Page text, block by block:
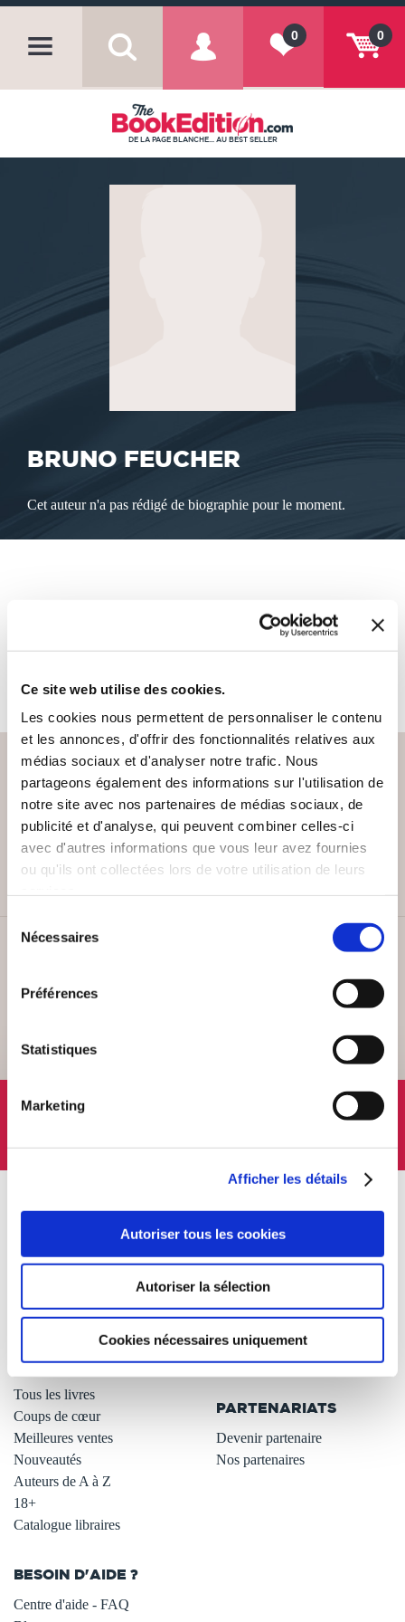
Ce site web utilise des cookies.
Les cookies nous permettent de personnaliser le contenu
et les annonces, d'offrir des fonctionnalités relatives aux
médias sociaux et d'analyser notre trafic. Nous
partageons également des informations sur l'utilisation de
notre site avec nos partenaires de médias sociaux, de
publicité et d'analyse, qui peuvent combiner celles-ci
avec d'autres informations que vous leur avez fournies
ou qu'ils ont collectées lors de votre utilisation de leurs
Nécessaires
Préférences
Statistiques
Marketing
Afficher les détails
Autoriser tous les cookies
Autoriser la sélection
Cookies nécessaires uniquement
0
0
DE LA PAGE BLANCHE... AU BEST SELLER
BRUNO FEUCHER
Cet auteur n'a pas rédigé de biographie pour le moment.
pour le moment.
PAIEMENT SÉCURISÉ
À PROPOS
L'auto-édition
Nos services aux auteurs
LIBRAIRIE
Tous les livres
Coups de cœur
Meilleures ventes
Nouveautés
Auteurs de A à Z
18+
Catalogue libraires
OFFRES
Remises quantités -42%
Avantages libraires -30%
Parrainage : partagez 5€
Programme de fidélité
.
PARTENARIATS
Devenir partenaire
Nos partenaires
BESOIN D'AIDE ?
Centre d'aide - FAQ